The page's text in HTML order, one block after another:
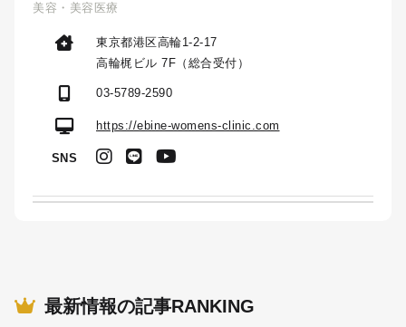
美容・美容医療
東京都港区高輪1-2-17
高輪梶ビル 7F（総合受付）
03-5789-2590
https://ebine-womens-clinic.com
SNS
最新情報の記事RANKING